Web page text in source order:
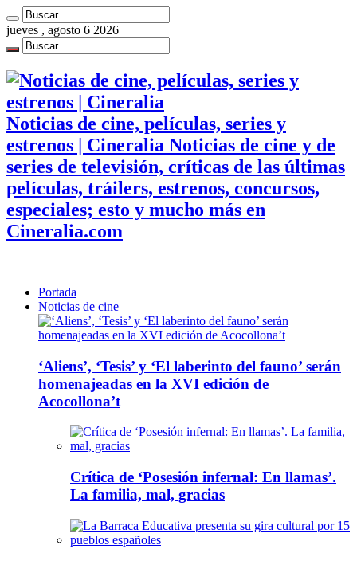
jueves , agosto 6 2026
Noticias de cine, películas, series y
estrenos | Cineralia Noticias de cine y de
series de televisión, críticas de las últimas
películas, tráilers, estrenos, concursos,
especiales; esto y mucho más en
Cineralia.com
Portada
Noticias de cine
‘Aliens’, ‘Tesis’ y ‘El laberinto del fauno’ serán
homenajeadas en la XVI edición de
Acocollona’t
Crítica de ‘Posesión infernal: En llamas’.
La familia, mal, gracias